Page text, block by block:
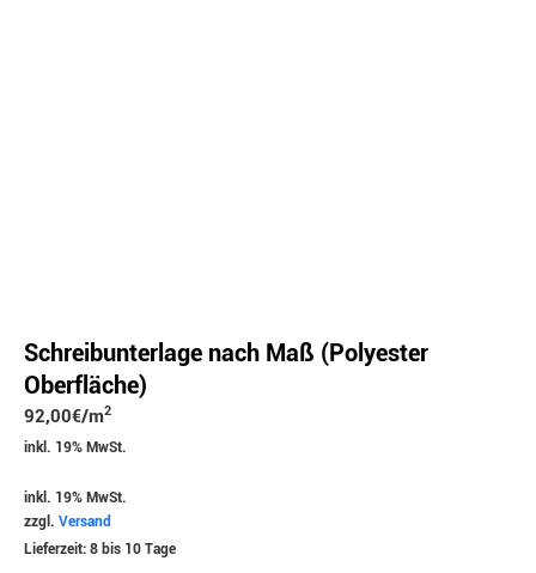
Schreibunterlage nach Maß (Polyester
Oberfläche)
92,00€/m2
inkl. 19% MwSt.
inkl. 19% MwSt.
zzgl. Versand
Lieferzeit: 8 bis 10 Tage